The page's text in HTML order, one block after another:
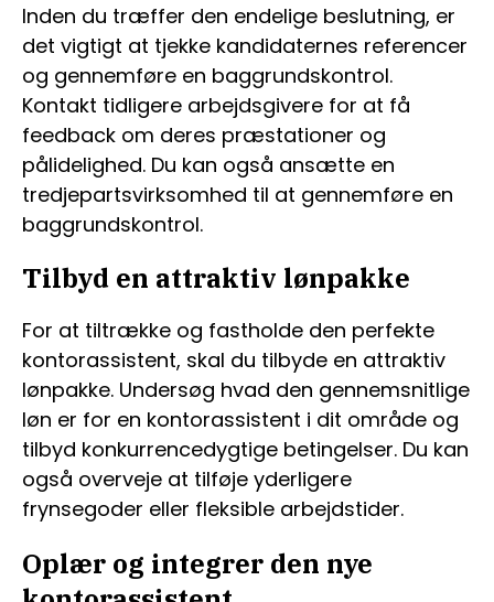
Inden du træffer den endelige beslutning, er
det vigtigt at tjekke kandidaternes referencer
og gennemføre en baggrundskontrol.
Kontakt tidligere arbejdsgivere for at få
feedback om deres præstationer og
pålidelighed. Du kan også ansætte en
tredjepartsvirksomhed til at gennemføre en
baggrundskontrol.
Tilbyd en attraktiv lønpakke
For at tiltrække og fastholde den perfekte
kontorassistent, skal du tilbyde en attraktiv
lønpakke. Undersøg hvad den gennemsnitlige
løn er for en kontorassistent i dit område og
tilbyd konkurrencedygtige betingelser. Du kan
også overveje at tilføje yderligere
frynsegoder eller fleksible arbejdstider.
Oplær og integrer den nye